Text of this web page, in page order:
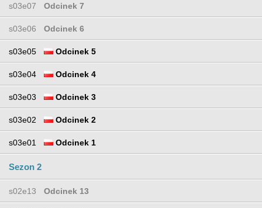
s03e07 Odcinek 7
s03e06 Odcinek 6
s03e05 Odcinek 5
s03e04 Odcinek 4
s03e03 Odcinek 3
s03e02 Odcinek 2
s03e01 Odcinek 1
Sezon 2
s02e13 Odcinek 13